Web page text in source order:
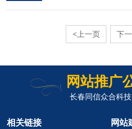
识，同信长春网络公司
<上一页 下
网站推广
长春同信众合科技
相关链接 网站